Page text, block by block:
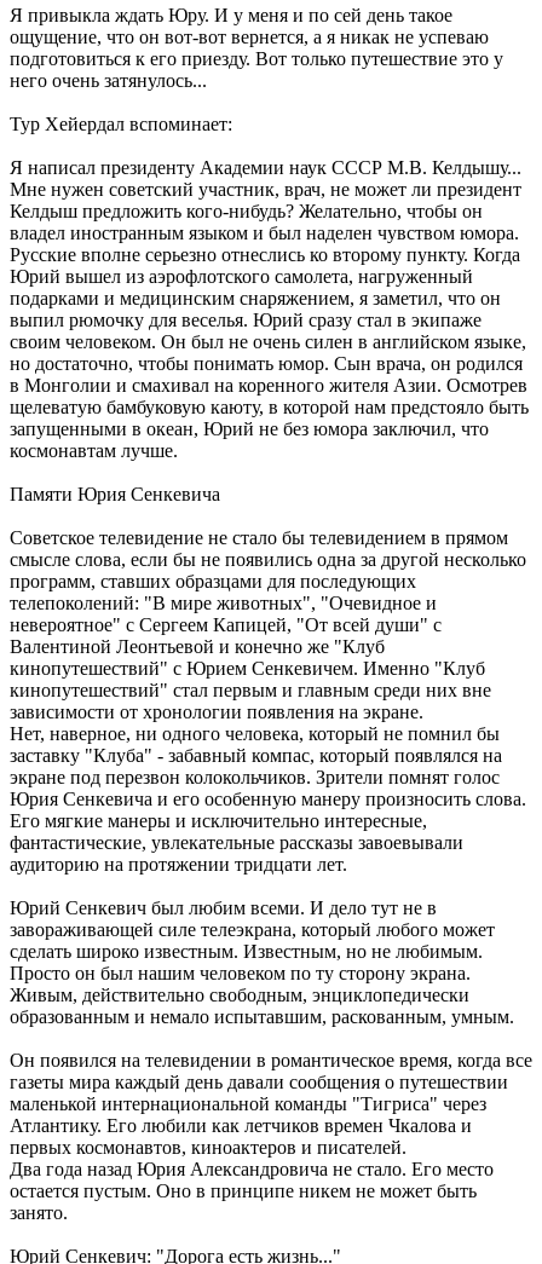
Я привыкла ждать Юру. И у меня и по сей день такое
ощущение, что он вот-вот вернется, а я никак не успеваю
подготовиться к его приезду. Вот только путешествие это у
него очень затянулось...
Тур Хейердал вспоминает:
Я написал президенту Академии наук СССР М.В. Келдышу...
Мне нужен советский участник, врач, не может ли президент
Келдыш предложить кого-нибудь? Желательно, чтобы он
владел иностранным языком и был наделен чувством юмора.
Русские вполне серьезно отнеслись ко второму пункту. Когда
Юрий вышел из аэрофлотского самолета, нагруженный
подарками и медицинским снаряжением, я заметил, что он
выпил рюмочку для веселья. Юрий сразу стал в экипаже
своим человеком. Он был не очень силен в английском языке,
но достаточно, чтобы понимать юмор. Сын врача, он родился
в Монголии и смахивал на коренного жителя Азии. Осмотрев
щелеватую бамбуковую каюту, в которой нам предстояло быть
запущенными в океан, Юрий не без юмора заключил, что
космонавтам лучше.
Памяти Юрия Сенкевича
Советское телевидение не стало бы телевидением в прямом
смысле слова, если бы не появились одна за другой несколько
программ, ставших образцами для последующих
телепоколений: "В мире животных", "Очевидное и
невероятное" с Сергеем Капицей, "От всей души" с
Валентиной Леонтьевой и конечно же "Клуб
кинопутешествий" с Юрием Сенкевичем. Именно "Клуб
кинопутешествий" стал первым и главным среди них вне
зависимости от хронологии появления на экране.
Нет, наверное, ни одного человека, который не помнил бы
заставку "Клуба" - забавный компас, который появлялся на
экране под перезвон колокольчиков. Зрители помнят голос
Юрия Сенкевича и его особенную манеру произносить слова.
Его мягкие манеры и исключительно интересные,
фантастические, увлекательные рассказы завоевывали
аудиторию на протяжении тридцати лет.
Юрий Сенкевич был любим всеми. И дело тут не в
завораживающей силе телеэкрана, который любого может
сделать широко известным. Известным, но не любимым.
Просто он был нашим человеком по ту сторону экрана.
Живым, действительно свободным, энциклопедически
образованным и немало испытавшим, раскованным, умным.
Он появился на телевидении в романтическое время, когда все
газеты мира каждый день давали сообщения о путешествии
маленькой интернациональной команды "Тигриса" через
Атлантику. Его любили как летчиков времен Чкалова и
первых космонавтов, киноактеров и писателей.
Два года назад Юрия Александровича не стало. Его место
остается пустым. Оно в принципе никем не может быть
занято.
Юрий Сенкевич: "Дорога есть жизнь..."